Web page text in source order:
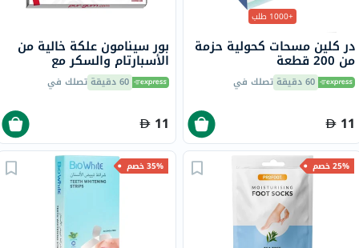
+1000 طلب
در كلين مسحات كحولية حزمة
من 200 قطعة
60 دقيقة تصلك في
11
بور سينامون علكة خالية من
الأسبارتام والسكر مع
إكسيليتول،حزمه من 9
60 دقيقة تصلك في
11
25% خصم 35% خصم